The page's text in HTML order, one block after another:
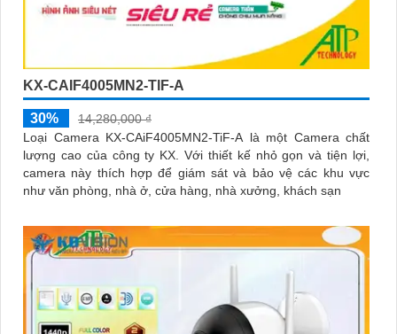
KX-CAIF4005MN2-TIF-A
30%
14,280,000 ₫
Loại Camera KX-CAiF4005MN2-TiF-A là một Camera chất
lượng cao của công ty KX. Với thiết kế nhỏ gọn và tiện lợi,
camera này thích hợp để giám sát và bảo vệ các khu vực
như văn phòng, nhà ở, cửa hàng, nhà xưởng, khách sạn